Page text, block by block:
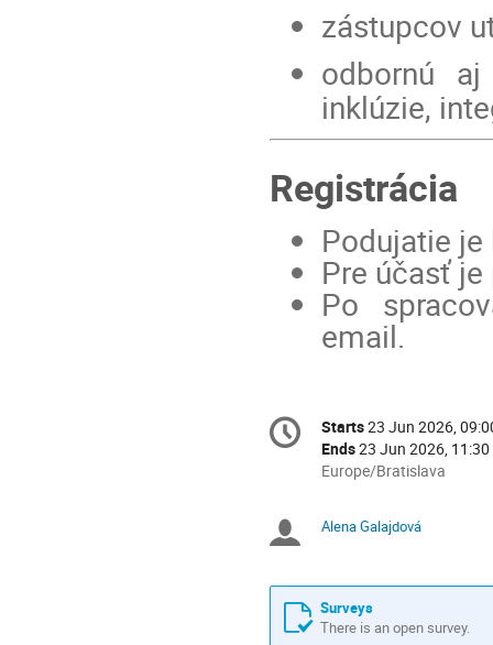
zástupcov
odbornú
inklúzie,
Registrácia
Podujatie
Pre účasť
Po
email.
Conference
information
Date/Time
Starts23 Jun 2026,
Ends23 Jun 2026, 11:30
All
in
Europe/Bratislava
Chairpersons
Alena Galajdová
Surveys
There is an open survey.